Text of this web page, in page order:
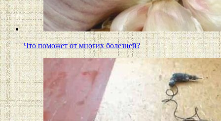
Что поможет от многих болезней?